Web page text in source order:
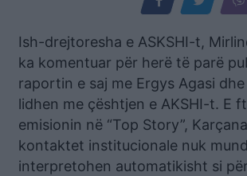
Ish-drejtoresha e ASKSHI-t,
ka komentuar për herë të parë
raportin e saj me Ergys Agasi
lidhen me çështjen e AKSHI-t. E
emisionin në “Top Story”,
kontaktet institucionale nuk
interpretohen automatikisht si